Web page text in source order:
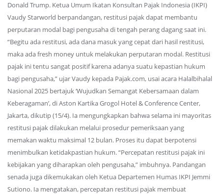
Donald Trump. Ketua Umum Ikatan Konsultan Pajak Indonesia (IKPI)
Vaudy Starworld berpandangan, restitusi pajak dapat membantu
perputaran modal bagi pengusaha di tengah perang dagang saat ini.
“Begitu ada restitusi, ada dana masuk yang cepat dari hasil restitusi,
maka ada fresh money untuk melakukan perputaran modal. Restitusi
pajak ini tentu sangat positif karena adanya suatu kepastian hukum
bagi pengusaha,” ujar Vaudy kepada Pajak.com, usai acara Halalbihalal
Nasional 2025 bertajuk ‘Wujudkan Semangat Kebersamaan dalam
Keberagaman’, di Aston Kartika Grogol Hotel & Conference Center,
Jakarta, dikutip (15/4). Ia mengungkapkan bahwa selama ini mayoritas
restitusi pajak dilakukan melalui prosedur pemeriksaan yang
memakan waktu maksimal 12 bulan. Proses itu dapat berpotensi
menimbulkan ketidakpastian hukum. “Percepatan restitusi pajak ini
kebijakan yang diharapkan oleh pengusaha,” imbuhnya. Pandangan
senada juga dikemukakan oleh Ketua Departemen Humas IKPI Jemmi
Sutiono. Ia mengatakan, percepatan restitusi pajak membuat